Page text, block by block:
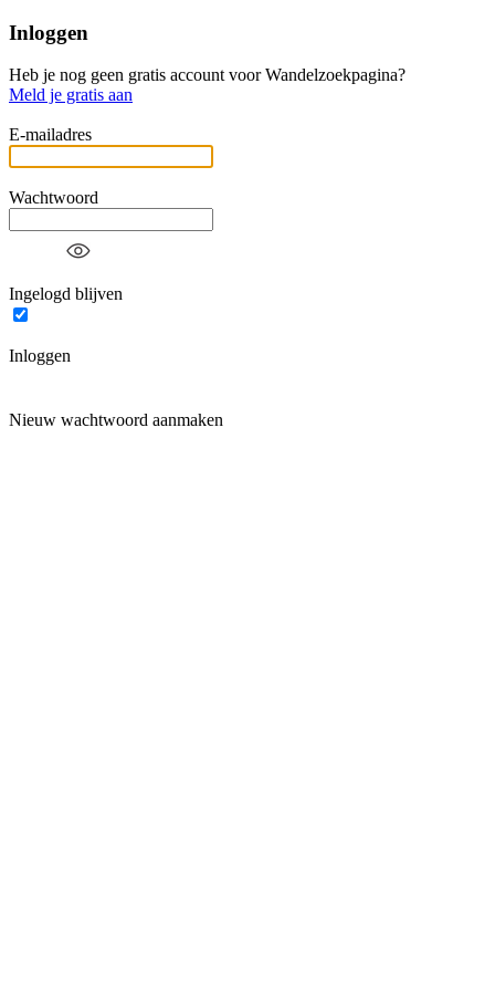
Inloggen
Heb je nog geen gratis account voor Wandelzoekpagina?
Meld je gratis aan
E-mailadres
Wachtwoord
Ingelogd blijven
Inloggen
Nieuw wachtwoord aanmaken